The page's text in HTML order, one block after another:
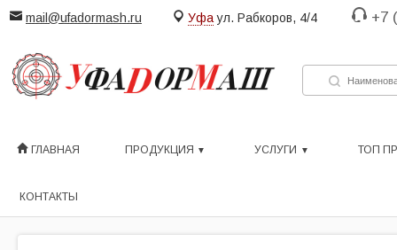
mail@ufadormash.ru Уфа ул. Рабкоров, 4/4 +7
ГЛАВНАЯ ПРОДУКЦИЯ УСЛУГИ ТОП
КОНТАКТЫ